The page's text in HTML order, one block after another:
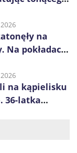
na
Na pokładach
na kąpielisku
36-latka